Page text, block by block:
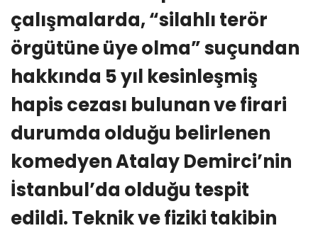
çalışmalarda, “silahlı terör
örgütüne üye olma” suçundan
hakkında 5 yıl kesinleşmiş
hapis cezası bulunan ve firari
durumda olduğu belirlenen
komedyen Atalay Demirci’nin
İstanbul’da olduğu tespit
edildi. Teknik ve fiziki takibin